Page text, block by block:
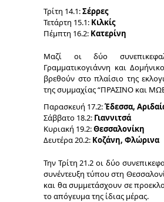
Τρίτη 14.1:Σέρρες
Τετάρτη 15.1: Κιλκίς
Πέμπτη 16.2: Κατερίνη
Μαζί οι δύο
Γραμματικογιάννη και
βρεθούν στο πλαίσιο της
της συμμαχίας “ΠΡΑΣΙΝΟ και
Παρασκευή 17.2:Έδεσσα,
Σάββατο 18.2: Γιαννιτσά
Κυριακή 19.2:Θεσσαλονίκη
Δευτέρα 20.2: Κοζάνη, Φλώρινα
Την Τρίτη 21.2 οι δύο
συνέντευξη τύπου στη
και θα συμμετάσχουν σε
το απόγευμα της ίδιας μέρας.